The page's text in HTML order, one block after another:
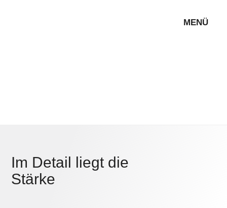
MENÜ
Im Detail liegt die
Stärke